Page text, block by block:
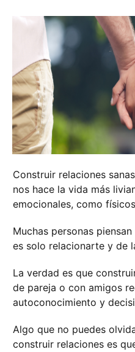
Construir relaciones
nos hace la vida más
emocionales, como
Muchas personas
es solo relacionarte y de
La verdad es que
de pareja o con amigos
autoconocimiento y
Algo que no puedes
construir relaciones es